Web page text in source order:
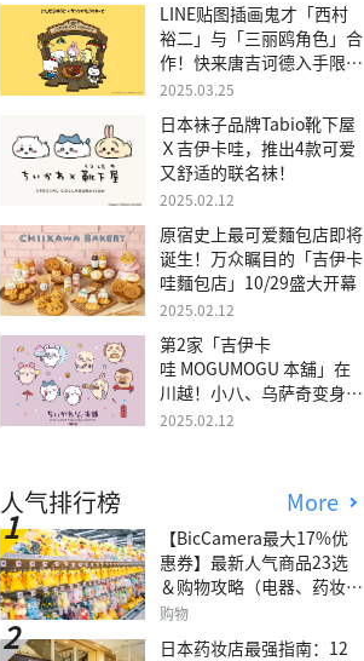
LINE贴图插画鬼才「西村
裕二」与「三丽鸥角色」合
作！快来唐吉诃德入手限量
商品
2025.03.25
日本袜子品牌Tabio靴下屋
Ｘ吉伊卡哇，推出4款可爱
又舒适的联名袜！
2025.02.12
原宿史上最可爱麵包店即将
诞生！万众瞩目的「吉伊卡
哇麵包店」10/29盛大开幕
2025.02.12
第2家「吉伊卡
哇 MOGUMOGU 本舖」在
川越！小八、乌萨奇变身可
爱地瓜！
2025.02.12
人气排行榜 More
【BicCamera最大17%优
惠券】最新人气商品23选
＆购物攻略（电器、药妆、
玩具等）
购物
日本药妆店最强指南：12